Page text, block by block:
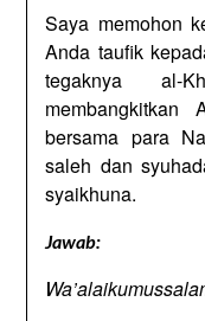
Saya memohon
Anda taufik
tegaknya al-
bersama para
saleh dan
syaikhuna.
Jawab: